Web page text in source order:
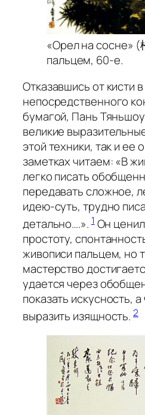
«Орел на сосне» (
пальцем, 60-е.
Отказавшись от кисти
непосредственного
бумагой, Пань
великие
этой техники, так и ее
заметках читаем: «В
легко писать
передавать сложное,
идею-суть, трудно
детально….».1Он
простоту,
живописи пальцем, но
мастерство
удается через
показать искусность,
выразить изящность. 2